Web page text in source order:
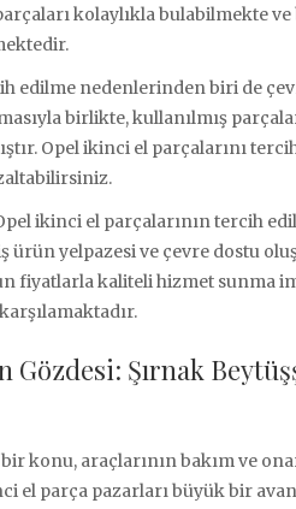
kolaylıkla bulabilmekte ve
edilme nedenlerinden biri de
birlikte, kullanılmış
Opel ikinci el parçalarını
ikinci el parçalarının tercih
ürün yelpazesi ve çevre dostu
fiyatlarla kaliteli hizmet sunma
Şırnak
konu, araçlarının bakım ve
el parça pazarları büyük bir